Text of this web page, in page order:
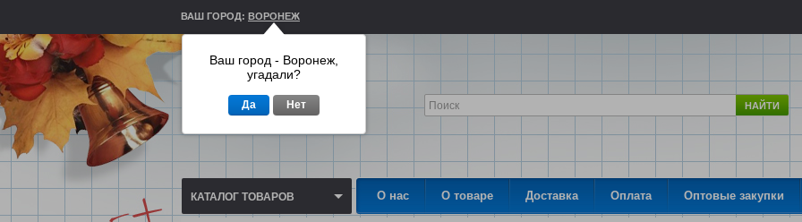
ВАШ ГОРОД: ВОРОНЕЖ
НАЙТИ
КАТАЛОГ ТОВАРОВ О нас О товаре Доставка Оплата Оптовые закупки
Ваш город - Воронеж,
угадали?
Да Нет